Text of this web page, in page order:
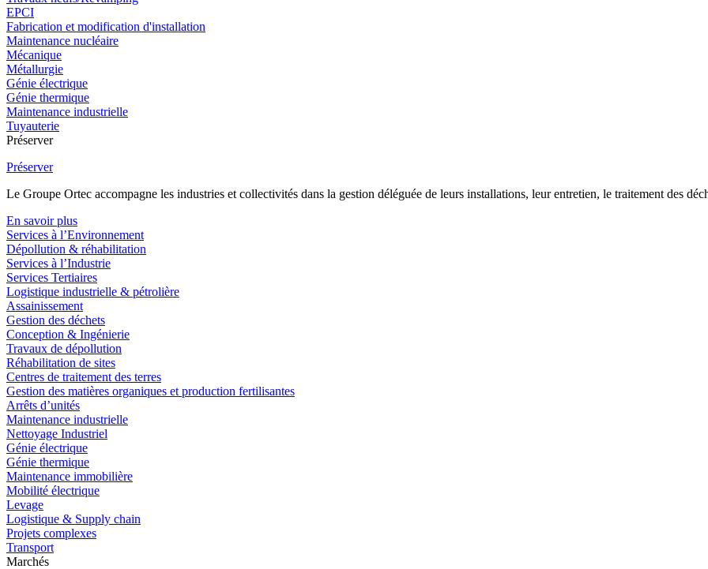
EPCI
Fabrication et modification d'installation
Maintenance nucléaire
Mécanique
Métallurgie
Génie électrique
Génie thermique
Maintenance industrielle
Tuyauterie
Préserver
Préserver
Le Groupe Ortec accompagne les industries et collectivités dans la gestion déléguée de leurs installations, leur entretien, le traitement des
En savoir plus
Services à l’Environnement
Dépollution & réhabilitation
Services à l’Industrie
Services Tertiaires
Logistique industrielle & pétrolière
Assainissement
Gestion des déchets
Conception & Ingénierie
Travaux de dépollution
Réhabilitation de sites
Centres de traitement des terres
Gestion des matières organiques et production fertilisantes
Arrêts d’unités
Maintenance industrielle
Nettoyage Industriel
Génie électrique
Génie thermique
Maintenance immobilière
Mobilité électrique
Levage
Logistique & Supply chain
Projets complexes
Transport
Marchés